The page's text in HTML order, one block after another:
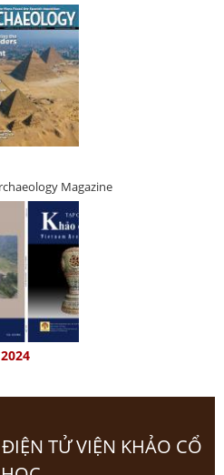
Magazine
TỬ VIỆN KHẢO CỔ